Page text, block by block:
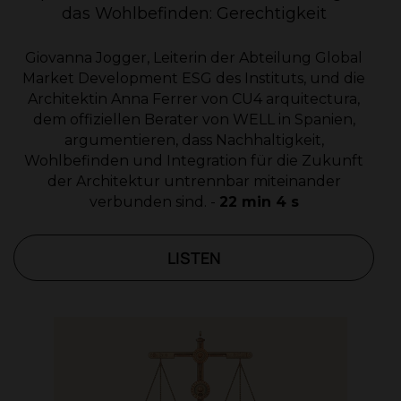
das Wohlbefinden: Gerechtigkeit
Giovanna Jogger, Leiterin der Abteilung Global
Market Development ESG des Instituts, und die
Architektin Anna Ferrer von CU4 arquitectura,
dem offiziellen Berater von WELL in Spanien,
argumentieren, dass Nachhaltigkeit,
Wohlbefinden und Integration für die Zukunft
der Architektur untrennbar miteinander
verbunden sind. - 22 min 4 s
LISTEN